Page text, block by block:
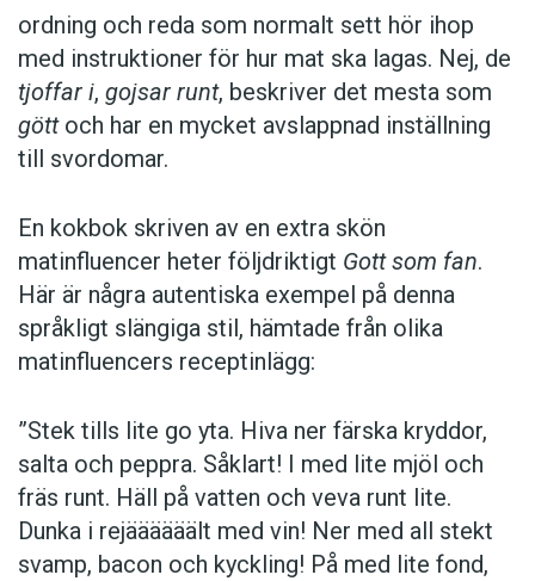
ordning och reda som normalt sett hör ihop
med instruktioner för hur mat ska lagas. Nej, de
tjoffar i, gojsar runt, beskriver det mesta som
göttoch har en mycket avslappnad inställning
till svordomar.
En kokbok ­skriven av en extra skön
matinfluencer heter följd­riktigt Gott som fan.
Här är några autentiska ­exempel på denna
språkligt slängiga stil, ­hämtade från olika
matinfluencers receptinlägg:
”Stek tills lite go yta. Hiva ner färska kryddor,
salta och peppra. Såklart! I med lite mjöl och
fräs runt. Häll på vatten och veva runt lite.
Dunka i rejäääääält med vin! Ner med all stekt
svamp, bacon och kyckling! På med lite fond,